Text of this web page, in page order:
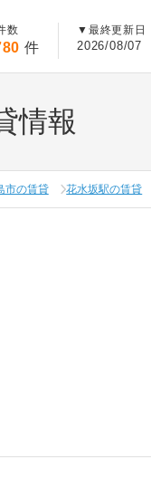
数
件
▼ 最終更新日
2026/08/07
情報
市の賃貸 花水坂駅の賃貸